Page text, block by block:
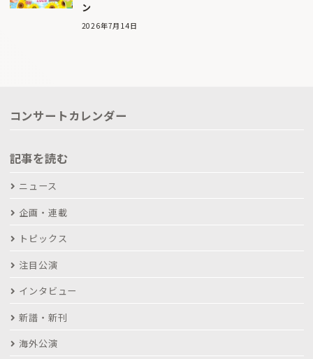
ン
2026年7月14日
コンサートカレンダー
記事を読む
ニュース
企画・連載
トピックス
注目公演
インタビュー
新譜・新刊
海外公演